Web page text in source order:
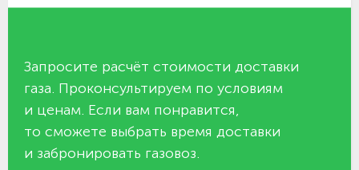
Запросите расчёт стоимости доставки
газа. Проконсультируем по условиям
и ценам. Если вам понравится,
то сможете выбрать время доставки
и забронировать газовоз.